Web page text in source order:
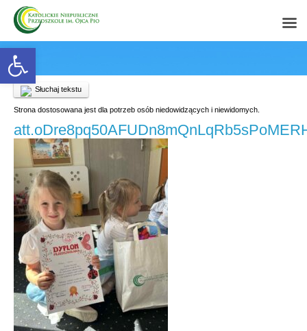
Open toolbar
Słuchaj tekstu
Strona dostosowana jest dla potrzeb osób niedowidzących i niewidomych.